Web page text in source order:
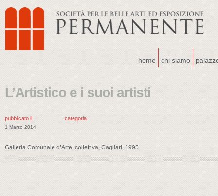
home chi siamo
L’Artistico e i suoi artisti
pubblicato il
1 Marzo 2014
categoria
Galleria Comunale d’Arte, collettiva, Cagliari, 1995